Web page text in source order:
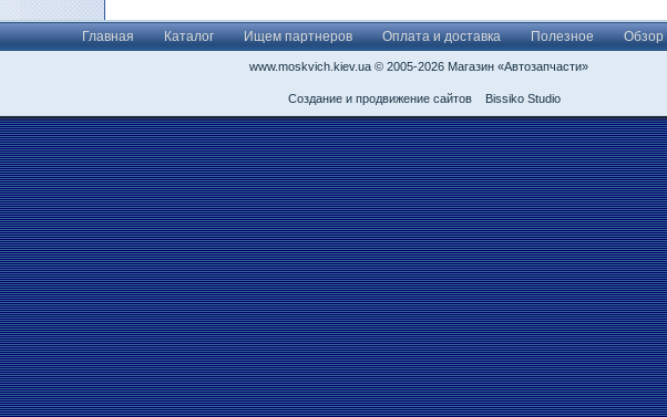
Главная Каталог Ищем партнеров Оплата и доставка Полезное Обзор
www.moskvich.kiev.ua © 2005-2026 Магазин «Автозапчасти»
Создание и продвижение сайтов Bissiko Studio